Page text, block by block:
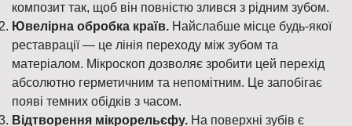
композит так, щоб він повністю злився з рідним зубом.
Ювелірна обробка країв. Найслабше місце будь-якої
реставрації — це лінія переходу між зубом та
матеріалом. Мікроскоп дозволяє зробити цей перехід
абсолютно герметичним та непомітним. Це запобігає
появі темних обідків з часом.
Відтворення мікрорельєфу. На поверхні зубів є